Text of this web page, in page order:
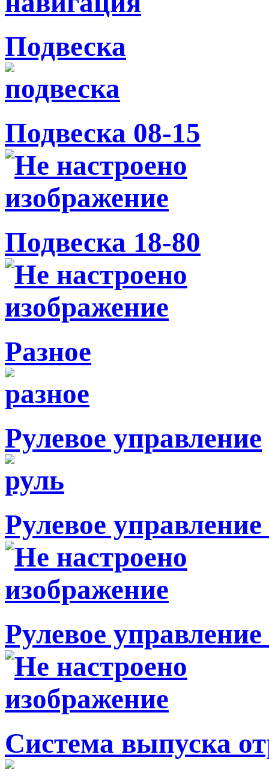
Подвеска
Подвеска 08-15
Подвеска 18-80
Разное
Рулевое управление
Рулевое управление
Рулевое управление
Система выпуска